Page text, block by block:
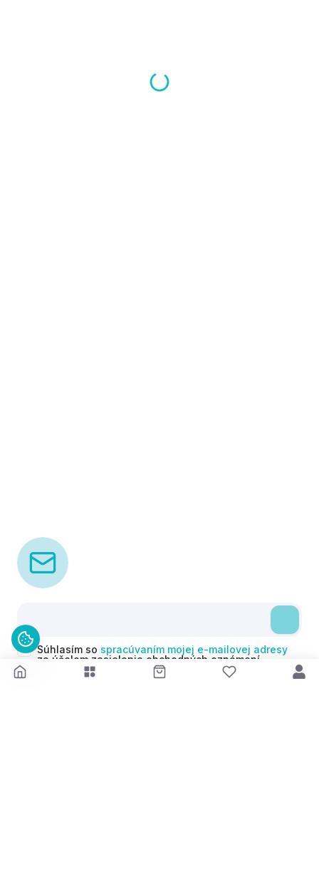
Súhlasím so spracúvaním mojej e-mailovej adresy
za účelom zasielania obchodných oznámení
(newsletterov) v súlade s čl. 6 ods. 1 písm. a)
Nariadenia GDPR. Svoj súhlas môžem kedykoľvek